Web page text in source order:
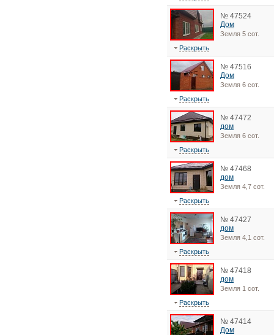
№ 47524
Дом
Земля 5 сот.
Раскрыть
№ 47516
Дом
Земля 6 сот.
Раскрыть
№ 47472
дом
Земля 6 сот.
Раскрыть
№ 47468
дом
Земля 4,7 сот.
Раскрыть
№ 47427
дом
Земля 4,1 сот.
Раскрыть
№ 47418
дом
Земля 1 сот.
Раскрыть
№ 47414
Дом